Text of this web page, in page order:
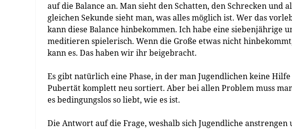
auf die Balance an. Man sieht den Schatten, den Schrecken
gleichen Sekunde sieht man, was alles möglich ist. Wer das
kann diese Balance hinbekommen. Ich habe eine siebenjährige
meditieren spielerisch. Wenn die Große etwas nicht
kann es. Das haben wir ihr beigebracht.
Es gibt natürlich eine Phase, in der man Jugendlichen keine
Pubertät komplett neu sortiert. Aber bei allen Problem muss
es bedingungslos so liebt, wie es ist.
Die Antwort auf die Frage, weshalb sich Jugendliche